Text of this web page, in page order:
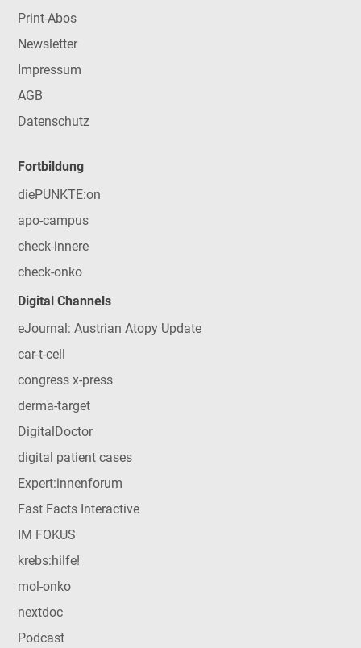
Print-Abos
Newsletter
Impressum
AGB
Datenschutz
Fortbildung
diePUNKTE:on
apo-campus
check-innere
check-onko
Digital Channels
eJournal: Austrian Atopy Update
car-t-cell
congress x-press
derma-target
DigitalDoctor
digital patient cases
Expert:innenforum
Fast Facts Interactive
IM FOKUS
krebs:hilfe!
mol-onko
nextdoc
Podcast